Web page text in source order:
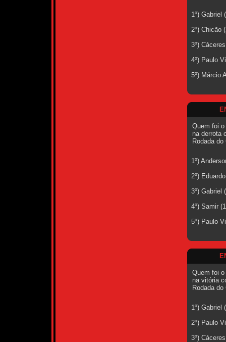
1º) Gabriel
2º) Chicão
3º)
4º) Paulo
5º) Márcio
Quem foi o
na derrota
Rodada
1º)
2º)
3º) Gabriel
4º) Samir
5º) Paulo
Quem foi o
na vitória
Rodada
1º) Gabriel
2º) Paulo
3º)